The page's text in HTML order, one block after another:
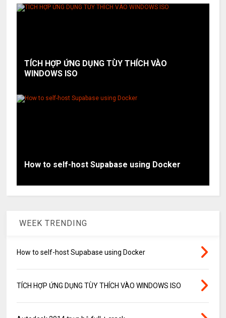
TÍCH HỢP ỨNG DỤNG TÙY THÍCH VÀO
WINDOWS ISO
How to self-host Supabase using Docker
WEEK TRENDING
How to self-host Supabase using Docker
TÍCH HỢP ỨNG DỤNG TÙY THÍCH VÀO WINDOWS ISO